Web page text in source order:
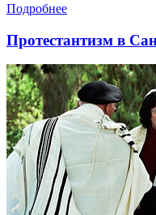
Подробнее
Протестантизм в